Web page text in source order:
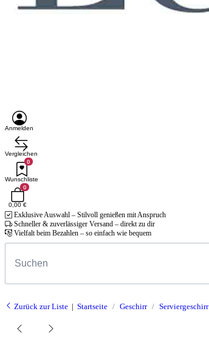
Anmelden
Vergleichen
0
Wunschliste
0
0,00 €
Exklusive Auswahl – Stilvoll genießen mit Anspruch
Schneller & zuverlässiger Versand – direkt zu dir
Vielfalt beim Bezahlen – so einfach wie bequem
Zurück zur Liste Startseite Geschirr Serviergeschirr